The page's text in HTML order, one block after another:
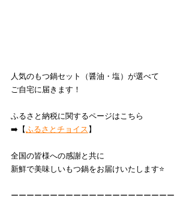
人気のもつ鍋セット（醤油・塩）が選べて
ご自宅に届きます！
ふるさと納税に関するページはこちら
➡️【ふるさとチョイス】
全国の皆様への感謝と共に
新鮮で美味しいもつ鍋をお届けいたします⭐️
ーーーーーーーーーーーーーーーーーーーーー